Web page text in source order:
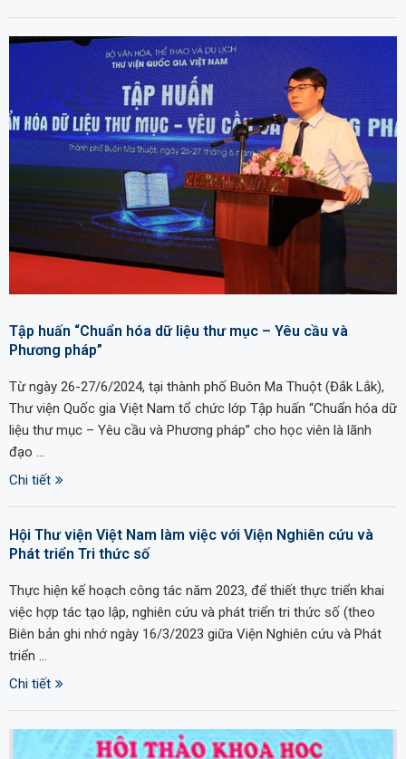
Tập huấn “Chuẩn hóa dữ liệu thư mục – Yêu cầu và
Phương pháp”
Từ ngày 26-27/6/2024, tại thành phố Buôn Ma Thuột (Đắk Lắk),
Thư viện Quốc gia Việt Nam tổ chức lớp Tập huấn “Chuẩn hóa dữ
liệu thư mục – Yêu cầu và Phương pháp” cho học viên là lãnh
đạo …
Chi tiết
Hội Thư viện Việt Nam làm việc với Viện Nghiên cứu và
Phát triển Tri thức số
Thực hiện kế hoạch công tác năm 2023, để thiết thực triển khai
việc hợp tác tạo lập, nghiên cứu và phát triển tri thức số (theo
Biên bản ghi nhớ ngày 16/3/2023 giữa Viện Nghiên cứu và Phát
triển …
Chi tiết